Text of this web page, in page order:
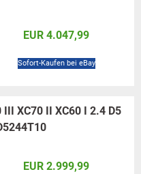
EUR 4.047,99
Sofort-Kaufen bei eBay
III XC70 II XC60 I 2.4 D5
EUR 2.999,99